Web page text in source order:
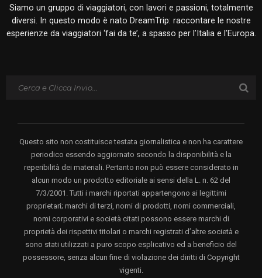
Siamo un gruppo di viaggiatori, con lavori e passioni, totalmente
diversi. In questo modo è nato DreamTrip: raccontare le nostre
esperienze da viaggiatori ‘fai da te’, a spasso per l’Italia e l’Europa.
Questo sito non costituisce testata giornalistica e non ha carattere
periodico essendo aggiornato secondo la disponibilità e la
reperibilità dei materiali. Pertanto non può essere considerato in
alcun modo un prodotto editoriale ai sensi della L. n. 62 del
7/3/2001. Tutti i marchi riportati appartengono ai legittimi
proprietari; marchi di terzi, nomi di prodotti, nomi commerciali,
nomi corporativi e società citati possono essere marchi di
proprietà dei rispettivi titolari o marchi registrati d’altre società e
sono stati utilizzati a puro scopo esplicativo ed a beneficio del
possessore, senza alcun fine di violazione dei diritti di Copyright
vigenti.